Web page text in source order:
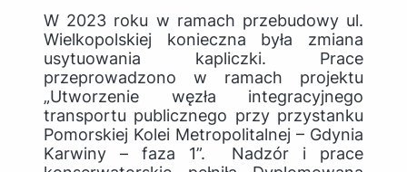
W 2023 roku w ramach przebudowy ul.
Wielkopolskiej konieczna była zmiana
usytuowania kapliczki. Prace
przeprowadzono w ramach projektu
„Utworzenie węzła integracyjnego
transportu publicznego przy przystanku
Pomorskiej Kolei Metropolitalnej – Gdynia
Karwiny – faza 1”. Nadzór i prace